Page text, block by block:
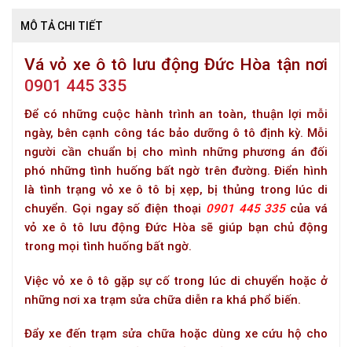
MÔ TẢ CHI TIẾT
Vá vỏ xe ô tô lưu động Đức Hòa tận nơi
0901 445 335
Để có những cuộc hành trình an toàn, thuận lợi mỗi
ngày, bên cạnh công tác bảo dưỡng ô tô định kỳ. Mỗi
người cần chuẩn bị cho mình những phương án đối
phó những tình huống bất ngờ trên đường. Điển hình
là tình trạng vỏ xe ô tô bị xẹp, bị thủng trong lúc di
chuyển. Gọi ngay số điện thoại 0901 445 335của vá
vỏ xe ô tô lưu động Đức Hòa sẽ giúp bạn chủ động
trong mọi tình huống bất ngờ.
Việc vỏ xe ô tô gặp sự cố trong lúc di chuyển hoặc ở
những nơi xa trạm sửa chữa diễn ra khá phổ biến.
Đẩy xe đến trạm sửa chữa hoặc dùng xe cứu hộ cho